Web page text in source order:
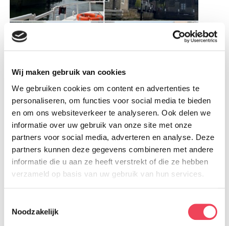
Wij maken gebruik van cookies
We gebruiken cookies om content en advertenties te
personaliseren, om functies voor social media te bieden
en om ons websiteverkeer te analyseren. Ook delen we
informatie over uw gebruik van onze site met onze
partners voor social media, adverteren en analyse. Deze
partners kunnen deze gegevens combineren met andere
informatie die u aan ze heeft verstrekt of die ze hebben
verzameld op basis van uw gebruik van hun services.
Noodzakelijk
Nog geen lid?
Dit event is voorledenvan Vereniging OOG in
OOG.
Aanmelden